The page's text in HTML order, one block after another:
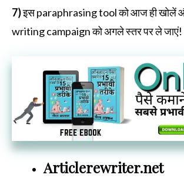
7)इस paraphrasing tool को आज ही खोलें
writing campaign को अगले स्तर पर ले जाएं!
Articlerewriter.net